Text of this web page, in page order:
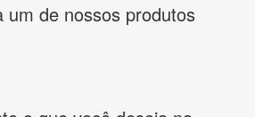
um de nossos produtos